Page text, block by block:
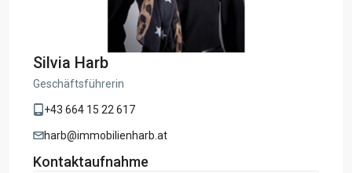
Silvia Harb
Geschäftsführerin
+43 664 15 22 617
harb@immobilienharb.at
Kontaktaufnahme